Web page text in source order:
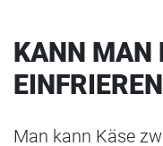
KANN MAN
Man kann Käse